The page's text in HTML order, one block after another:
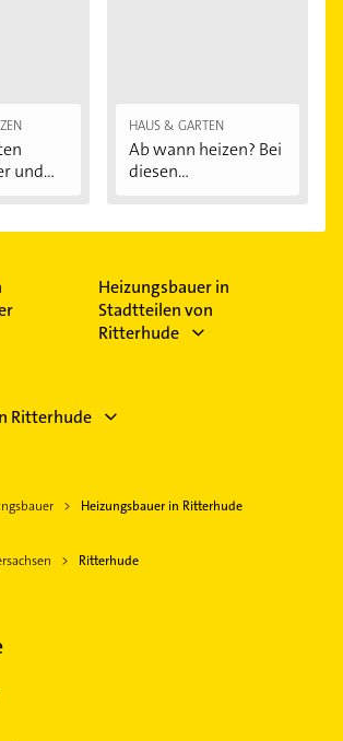
und...
HAUS & GARTEN
Ab wann heizen? Bei
diesen
Heizungsbauer in
Stadtteilen von
Ritterhude
Ritterhude
Heizungsbauer in Ritterhude
Ritterhude